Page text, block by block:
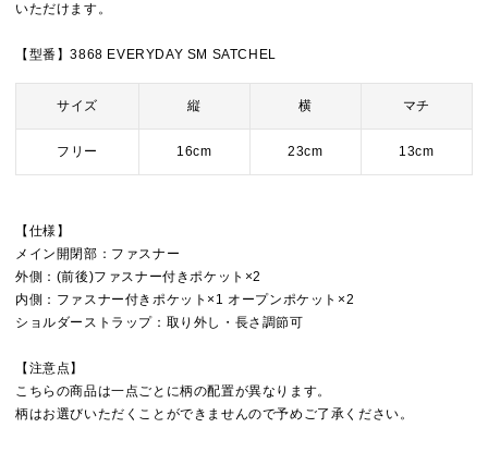
いただけます。
【型番】3868 EVERYDAY SM SATCHEL
サイズ 縦 横 マチ
フリー 16cm 23cm 13cm
【仕様】
メイン開閉部：ファスナー
外側：(前後)ファスナー付きポケット×2
内側：ファスナー付きポケット×1 オープンポケット×2
ショルダーストラップ：取り外し・長さ調節可
【注意点】
こちらの商品は一点ごとに柄の配置が異なります。
柄はお選びいただくことができませんので予めご了承ください。